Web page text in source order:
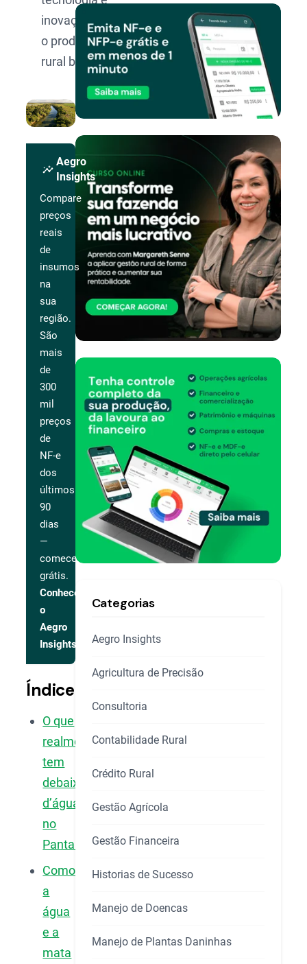
inovação para
o produtor
rural brasileiro.
insights
Aegro
Insights
Compare
preços
reais
de
insumos
na
sua
região.
São
mais
de
300
mil
preços
de
NF-e
dos
últimos
90
dias
—
comece
grátis.
Conhecer
o
Aegro
Insights
Índice
O que
realmente
tem
debaixo
d’água
no
Pantanal?
Como
a
água
e a
mata
Categorias
Aegro Insights
Agricultura de Precisão
Consultoria
Contabilidade Rural
Crédito Rural
Gestão Agrícola
Gestão Financeira
Historias de Sucesso
Manejo de Doencas
Manejo de Plantas Daninhas